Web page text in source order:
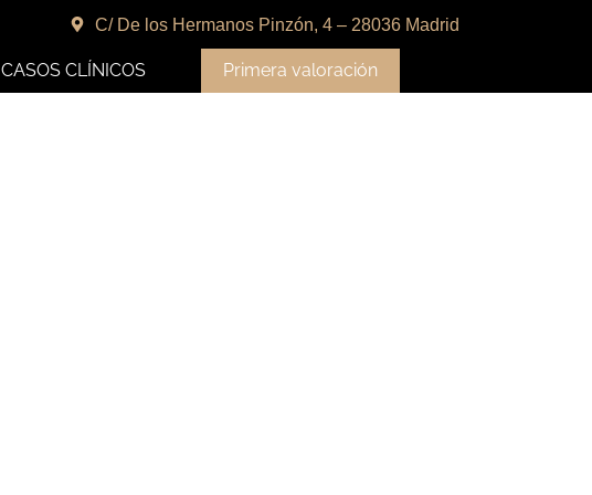
C/ De los Hermanos Pinzón, 4 – 28036 Madrid
CASOS CLÍNICOS Primera valoración